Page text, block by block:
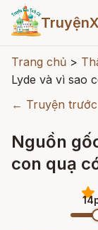
Trang chủ >
Lyde và vì sao
← Truyện trước
Nguồn
con quạ